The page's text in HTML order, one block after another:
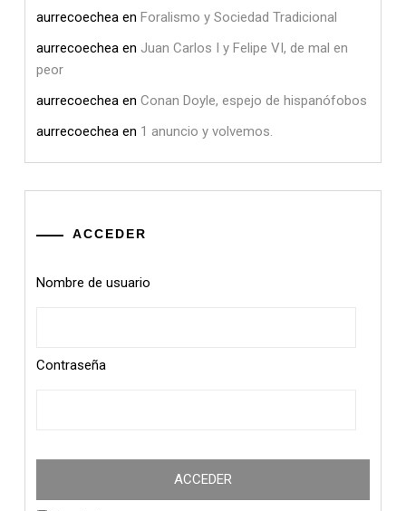
aurrecoechea en Foralismo y Sociedad Tradicional
aurrecoechea en Juan Carlos I y Felipe VI, de mal en
peor
aurrecoechea en Conan Doyle, espejo de hispanófobos
aurrecoechea en 1 anuncio y volvemos.
ACCEDER
Nombre de usuario
Contraseña